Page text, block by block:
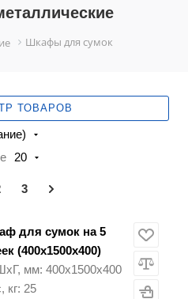
Шкафы для сумок
ТОВАРОВ
20
3
для сумок на 5
(400х1500х400)
мм: 400х1500х400
кг: 25